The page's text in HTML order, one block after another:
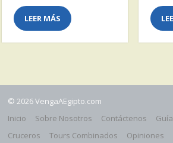
LEER MÁS
© 2026 VengaAEgipto.com
Inicio
Sobre Nosotros Contáctenos
Cruceros
Tours Combinados Opiniones